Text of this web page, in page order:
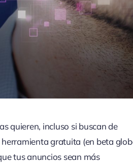
quieren, incluso si buscan de
gratuita (en beta
tus anuncios sean más